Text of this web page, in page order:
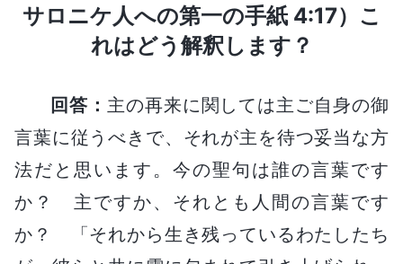
サロニケ人への第一の手紙 4:17）こ
れはどう解釈します？
回答： 主の再来に関しては主ご自身の御
言葉に従うべきで、それが主を待つ妥当な方
法だと思います。今の聖句は誰の言葉です
か？ 主ですか、それとも人間の言葉です
か？ 「それから生き残っているわたしたち